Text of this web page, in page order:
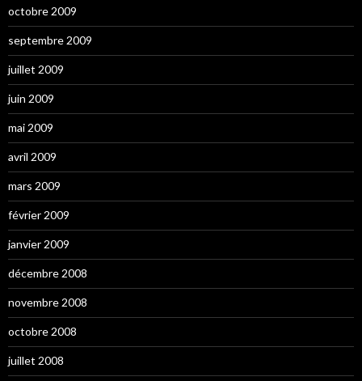
octobre 2009
septembre 2009
juillet 2009
juin 2009
mai 2009
avril 2009
mars 2009
février 2009
janvier 2009
décembre 2008
novembre 2008
octobre 2008
juillet 2008